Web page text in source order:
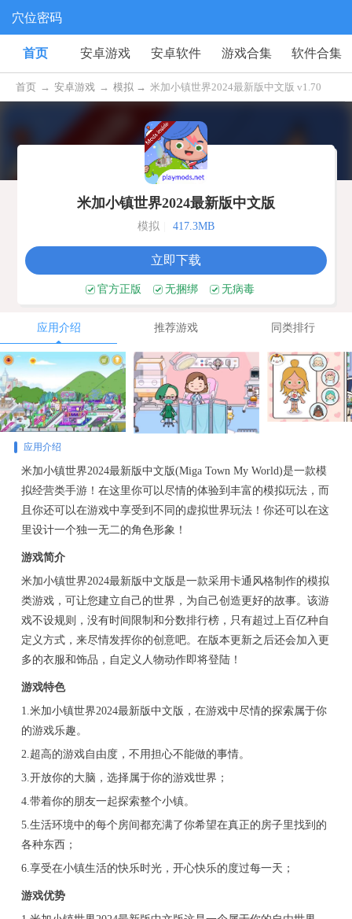
穴位密码
首页 安卓游戏 安卓软件 游戏合集 软件合集
首页 → 安卓游戏 → 模拟 → 米加小镇世界2024最新版中文版 v1.70
米加小镇世界2024最新版中文版
模拟 417.3MB
立即下载
官方正版 无捆绑 无病毒
应用介绍 推荐游戏 同类排行
应用介绍
米加小镇世界2024最新版中文版(Miga Town My World)是一款模
拟经营类手游！在这里你可以尽情的体验到丰富的模拟玩法，而
且你还可以在游戏中享受到不同的虚拟世界玩法！你还可以在这
里设计一个独一无二的角色形象！
游戏简介
米加小镇世界2024最新版中文版是一款采用卡通风格制作的模拟
类游戏，可让您建立自己的世界，为自己创造更好的故事。该游
戏不设规则，没有时间限制和分数排行榜，只有超过上百亿种自
定义方式，来尽情发挥你的创意吧。在版本更新之后还会加入更
多的衣服和饰品，自定义人物动作即将登陆！
游戏特色
1.米加小镇世界2024最新版中文版，在游戏中尽情的探索属于你
的游戏乐趣。
2.超高的游戏自由度，不用担心不能做的事情。
3.开放你的大脑，选择属于你的游戏世界；
4.带着你的朋友一起探索整个小镇。
5.生活环境中的每个房间都充满了你希望在真正的房子里找到的
各种东西；
6.享受在小镇生活的快乐时光，开心快乐的度过每一天；
游戏优势